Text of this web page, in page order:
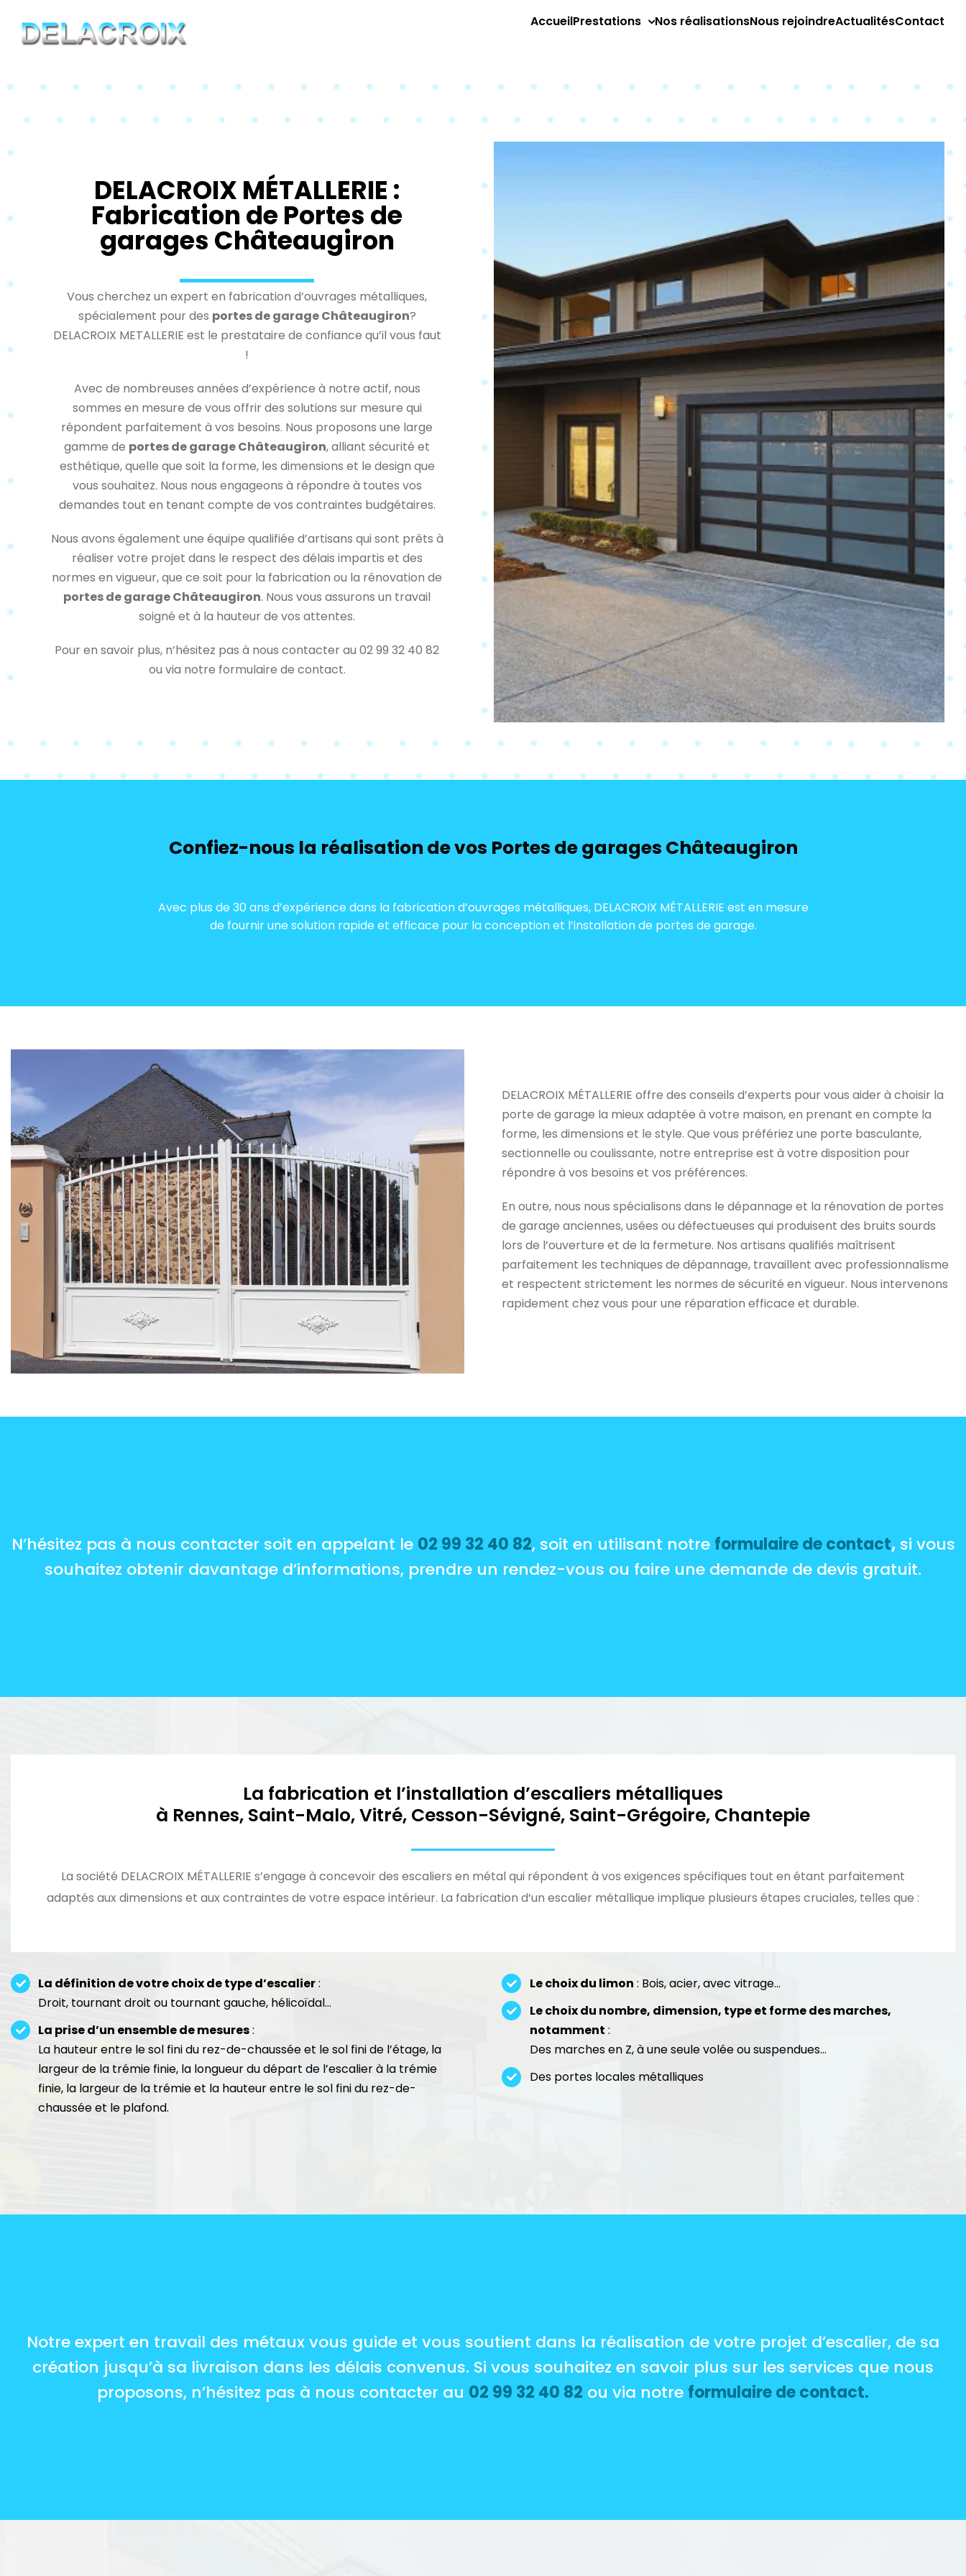
contenu
AccueilPrestations Nos réalisationsNous rejoindreActualitésContact
DELACROIX MÉTALLERIE :
Fabrication de Portes de
garages Châteaugiron
Vous cherchez un expert en fabrication d’ouvrages métalliques,
spécialement pour des portes de garage Châteaugiron?
DELACROIX METALLERIE est le prestataire de confiance qu’il vous faut
!
Avec de nombreuses années d’expérience à notre actif, nous
sommes en mesure de vous offrir des solutions sur mesure qui
répondent parfaitement à vos besoins. Nous proposons une large
gamme de portes de garage Châteaugiron, alliant sécurité et
esthétique, quelle que soit la forme, les dimensions et le design que
vous souhaitez. Nous nous engageons à répondre à toutes vos
demandes tout en tenant compte de vos contraintes budgétaires.
Nous avons également une équipe qualifiée d’artisans qui sont prêts à
réaliser votre projet dans le respect des délais impartis et des
normes en vigueur, que ce soit pour la fabrication ou la rénovation de
portes de garage Châteaugiron. Nous vous assurons un travail
soigné et à la hauteur de vos attentes.
Pour en savoir plus, n’hésitez pas à nous contacter au 02 99 32 40 82
ou via notre formulaire de contact.
Confiez-nous la réalisation de vos Portes de garages Châteaugiron
Avec plus de 30 ans d’expérience dans la fabrication d’ouvrages métalliques, DELACROIX MÉTALLERIE est en mesure
de fournir une solution rapide et efficace pour la conception et l’installation de portes de garage.
DELACROIX MÉTALLERIE offre des conseils d’experts pour vous aider à choisir la
porte de garage la mieux adaptée à votre maison, en prenant en compte la
forme, les dimensions et le style. Que vous préfériez une porte basculante,
sectionnelle ou coulissante, notre entreprise est à votre disposition pour
répondre à vos besoins et vos préférences.
En outre, nous nous spécialisons dans le dépannage et la rénovation de portes
de garage anciennes, usées ou défectueuses qui produisent des bruits sourds
lors de l’ouverture et de la fermeture. Nos artisans qualifiés maîtrisent
parfaitement les techniques de dépannage, travaillent avec professionnalisme
et respectent strictement les normes de sécurité en vigueur. Nous intervenons
rapidement chez vous pour une réparation efficace et durable.
N’hésitez pas à nous contacter soit en appelant le 02 99 32 40 82, soit en utilisant notre formulaire de contact,si vous
souhaitez obtenir davantage d’informations, prendre un rendez-vous ou faire une demande de devis gratuit.
La fabrication et l’installation d’escaliers métalliques
à Rennes, Saint-Malo, Vitré, Cesson-Sévigné, Saint-Grégoire, Chantepie
La société DELACROIX MÉTALLERIE s’engage à concevoir des escaliers en métal qui répondent à vos exigences spécifiques tout en étant parfaitement
adaptés aux dimensions et aux contraintes de votre espace intérieur. La fabrication d’un escalier métallique implique plusieurs étapes cruciales, telles que :
La définition de votre choix de type d’escalier:
Droit, tournant droit ou tournant gauche, hélicoïdal…
La prise d’un ensemble de mesures:
La hauteur entre le sol fini du rez-de-chaussée et le sol fini de l’étage, la
largeur de la trémie finie, la longueur du départ de l’escalier à la trémie
finie, la largeur de la trémie et la hauteur entre le sol fini du rez-de-
chaussée et le plafond.
Le choix du limon : Bois, acier, avec vitrage…
Le choix du nombre, dimension, type et forme des marches,
notamment :
Des marches en Z, à une seule volée ou suspendues…
Des portes locales métalliques
Notre expert en travail des métaux vous guide et vous soutient dans la réalisation de votre projet d’escalier, de sa
création jusqu’à sa livraison dans les délais convenus. Si vous souhaitez en savoir plus sur les services que nous
proposons, n’hésitez pas à nous contacter au 02 99 32 40 82 ou via notre formulaire de contact.